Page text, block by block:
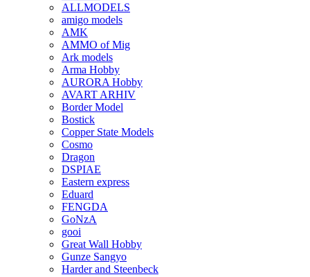
ALLMODELS
amigo models
AMK
AMMO of Mig
Ark models
Arma Hobby
AURORA Hobby
AVART ARHIV
Border Model
Bostick
Copper State Models
Cosmo
Dragon
DSPIAE
Eastern express
Eduard
FENGDA
GoNzA
gooi
Great Wall Hobby
Gunze Sangyo
Harder and Steenbeck